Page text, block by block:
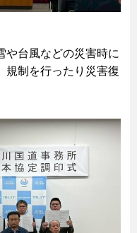
や台風などの災害時に
規制を行ったり災害復